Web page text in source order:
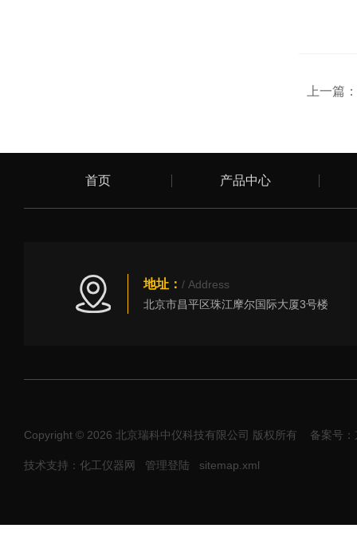
上一篇：
首页 产品中心
地址： / Address
北京市昌平区珠江摩尔国际大厦3号楼
Copyright © 2026 北京瑞科中仪科技有限公司 版权所有 备案号
技术支持：化工仪器网 管理登陆 sitemap.xml